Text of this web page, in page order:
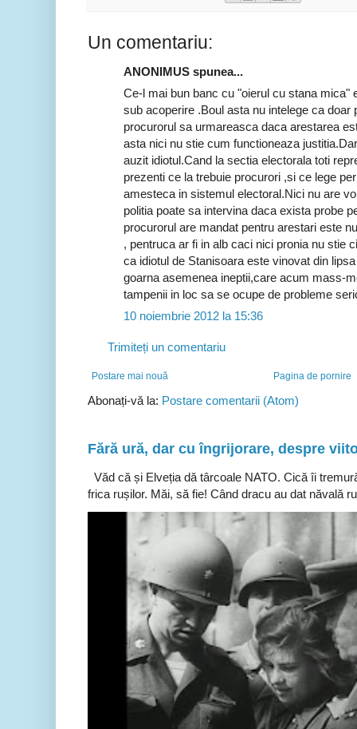
Un comentariu:
ANONIMUS spunea...
Ce-l mai bun banc cu "oierul cu stana mica"
sub acoperire .Boul asta nu intelege ca doar
procurorul sa urmareasca daca arestarea
asta nici nu stie cum functioneaza
auzit idiotul.Cand la sectia electorala toti
prezenti ce la trebuie procurori ,si ce lege
amesteca in sistemul electoral.Nici nu are
politia poate sa intervina daca exista probe
procurorul are mandat pentru arestari este
, pentruca ar fi in alb caci nici pronia nu stie
ca idiotul de Stanisoara este vinovat din
goarna asemenea ineptii,care acum mass-
tampenii in loc sa se ocupe de probleme
10 noiembrie 2012 la 15:36
Trimiteți un comentariu
Postare mai nouă Pagina de pornire
Abonați-vă la: Postare comentarii (Atom)
Fără ură, dar cu îngrijorare, despre
Văd că și Elveția dă târcoale NATO. Cică îi
frica rușilor. Măi, să fie! Când dracu au dat năvală